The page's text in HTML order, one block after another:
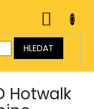
HLEDAT
KOŠÍK
Hotwalk